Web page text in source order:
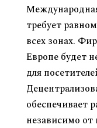
требует
всех зонах.
Европе будет
для
обеспечивает
независимо от